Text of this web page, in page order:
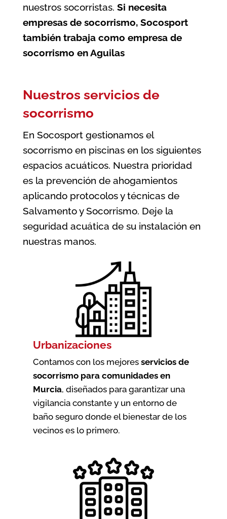
nuestros socorristas. Si necesita
empresas de socorrismo, Socosport
también trabaja como empresa de
socorrismo en Aguilas
Nuestros servicios de
socorrismo
En Socosport gestionamos el
socorrismo en piscinas en los siguientes
espacios acuáticos. Nuestra prioridad
es la prevención de ahogamientos
aplicando protocolos y técnicas de
Salvamento y Socorrismo. Deje la
seguridad acuática de su instalación en
nuestras manos.
Urbanizaciones
Contamos con los mejores servicios de
socorrismo para comunidades en
Murcia, diseñados para garantizar una
vigilancia constante y un entorno de
baño seguro donde el bienestar de los
vecinos es lo primero.